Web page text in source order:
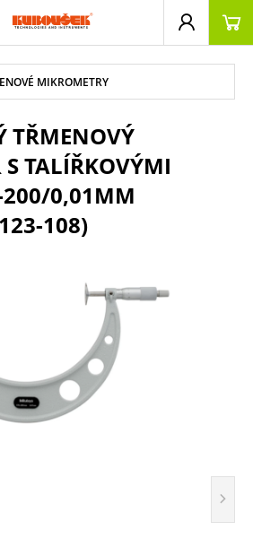
MIKROMETRY
TŘMENOVÝ
TALÍŘKOVÝMI
200/0,01MM
108)